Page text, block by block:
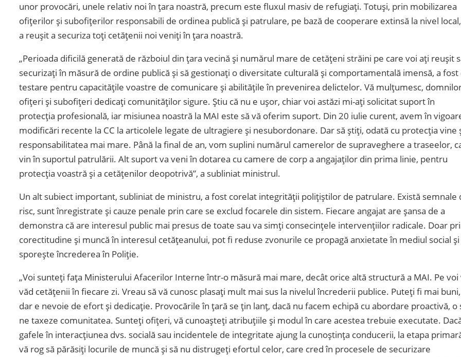
unor provocări, unele relativ noi în țara noastră, precum este fluxul masiv de refugiați. Totuși, prin mobilizarea
ofițerilor și subofițerilor responsabili de ordinea publică și patrulare, pe bază de cooperare extinsă la nivel
a reușit a securiza toți cetățenii noi veniți în țara noastră.
„Perioada dificilă generată de războiul din țara vecină și numărul mare de cetățeni străini pe care voi ați reușit
securizați în măsură de ordine publică și să gestionați o diversitate culturală și comportamentală imensă, a fost
testare pentru capacitățile voastre de comunicare și abilitățile în prevenirea delictelor. Vă mulțumesc,
ofițeri și subofițeri dedicați comunităților sigure. Știu că nu e ușor, chiar voi astăzi mi-ați solicitat suport în
protecția profesională, iar misiunea noastră la MAI este să vă oferim suport. Din 20 iulie curent, avem în
modificări recente la CC la articolele legate de ultragiere și nesubordonare. Dar să știți, odată cu protecția vine
responsabilitatea mai mare. Până la final de an, vom suplini numărul camerelor de supraveghere a traseelor,
vin în suportul patrulării. Alt suport va veni în dotarea cu camere de corp a angajaților din prima linie, pentru
protecția voastră și a cetățenilor deopotrivă”, a subliniat ministrul.
Un alt subiect important, subliniat de ministru, a fost corelat integrității polițiștilor de patrulare. Există semnale
risc, sunt înregistrate și cauze penale prin care se exclud focarele din sistem. Fiecare angajat are șansa de a
demonstra că are interesul public mai presus de toate sau va simți consecințele intervențiilor radicale. Doar
corectitudine și muncă în interesul cetățeanului, pot fi reduse zvonurile ce propagă anxietate în mediul social și
sporește încrederea în Poliție.
„Voi sunteți fața Ministerului Afacerilor Interne într-o măsură mai mare, decât orice altă structură a MAI. Pe voi
văd cetățenii în fiecare zi. Vreau să vă cunosc plasați mult mai sus la nivelul încrederii publice. Puteți fi mai buni,
dar e nevoie de efort și dedicație. Provocările în țară se țin lanț, dacă nu facem echipă cu abordare proactivă, o
ne taxeze comunitatea. Sunteți ofițeri, vă cunoașteți atribuțiile și modul în care acestea trebuie executate.
gafele în interacțiunea dvs. socială sau incidentele de integritate ajung la cunoștința conducerii, la etapa
vă rog să părăsiți locurile de muncă și să nu distrugeți efortul celor, care cred în procesele de securizare